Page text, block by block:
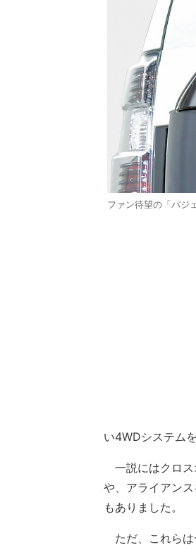
ファン待望の「パジ
い4WDシステム
一説にはクロス
や、アライアン
もありました。
ただ、これらは